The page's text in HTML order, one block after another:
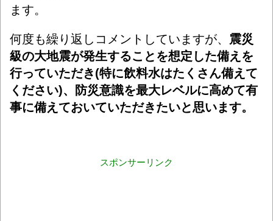
ます。
何度も繰り返しコメントしていますが、 震災
級の大地震が発生することを想定した備えを
行っていただき(特に飲料水はたくさん備えて
ください)、防災意識を最大レベルに高めて有
事に備えておいていただきたいと思います。
スポンサーリンク